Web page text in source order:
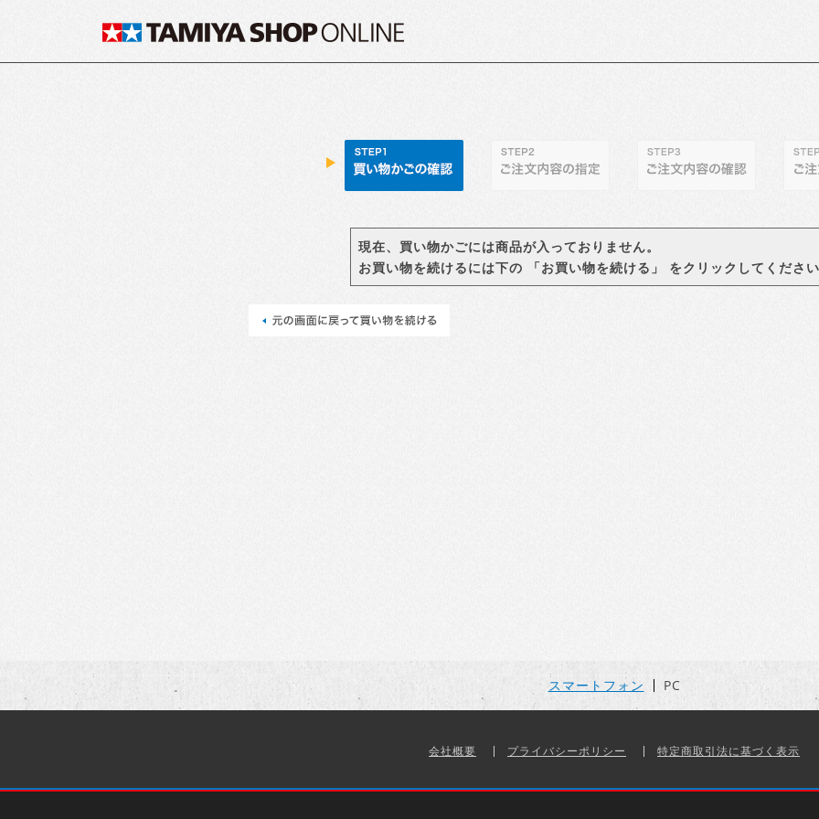
現在、買い物かごには商品が入っておりません。
お買い物を続けるには下の 「お買い物を続ける」 をクリックしてくださ
スマートフォン PC
会社概要 プライバシーポリシー 特定商取引法に基づく表示